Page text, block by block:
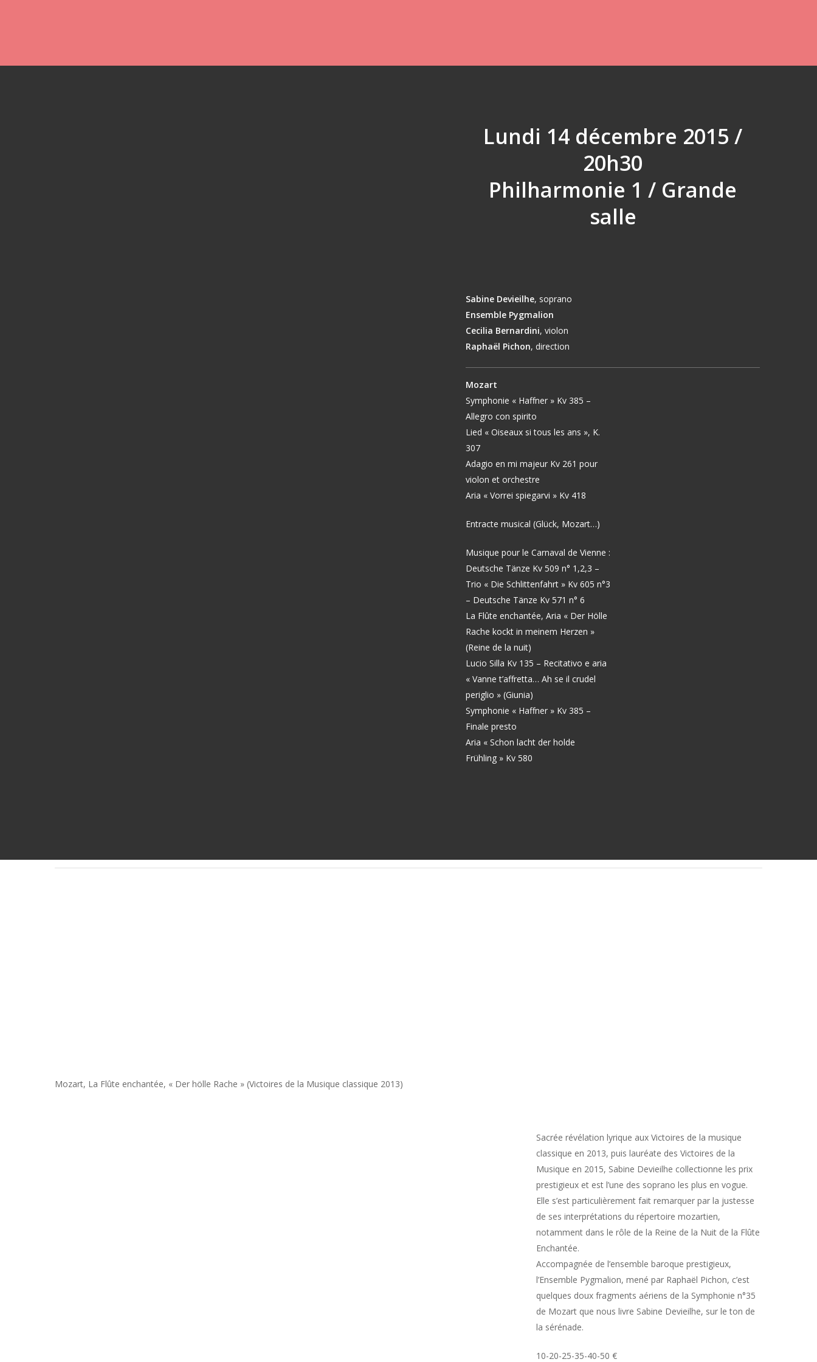
Lundi 14 décembre 2015 /
20h30
Philharmonie 1 / Grande
salle
Sabine Devieilhe, soprano
Ensemble Pygmalion
Cecilia Bernardini, violon
Raphaël Pichon, direction
Mozart
Symphonie « Haffner » Kv 385 –
Allegro con spirito
Lied « Oiseaux si tous les ans », K.
307
Adagio en mi majeur Kv 261 pour
violon et orchestre
Aria « Vorrei spiegarvi » Kv 418
Entracte musical (Glück, Mozart…)
Musique pour le Carnaval de Vienne :
Deutsche Tänze Kv 509 n° 1,2,3 –
Trio « Die Schlittenfahrt » Kv 605 n°3
– Deutsche Tänze Kv 571 n° 6
La Flûte enchantée, Aria « Der Hölle
Rache kockt in meinem Herzen »
(Reine de la nuit)
Lucio Silla Kv 135 – Recitativo e aria
« Vanne t’affretta… Ah se il crudel
periglio » (Giunia)
Symphonie « Haffner » Kv 385 –
Finale presto
Aria « Schon lacht der holde
Frühling » Kv 580
Mozart, La Flûte enchantée, « Der hölle Rache » (Victoires de la Musique classique 2013)
Sacrée révélation lyrique aux Victoires de la musique
classique en 2013, puis lauréate des Victoires de la
Musique en 2015, Sabine Devieilhe collectionne les prix
prestigieux et est l’une des soprano les plus en vogue.
Elle s’est particulièrement fait remarquer par la justesse
de ses interprétations du répertoire mozartien,
notamment dans le rôle de la Reine de la Nuit de la Flûte
Enchantée.
Accompagnée de l’ensemble baroque prestigieux,
l’Ensemble Pygmalion, mené par Raphaël Pichon, c’est
quelques doux fragments aériens de la Symphonie n°35
de Mozart que nous livre Sabine Devieilhe, sur le ton de
la sérénade.
10-20-25-35-40-50 €